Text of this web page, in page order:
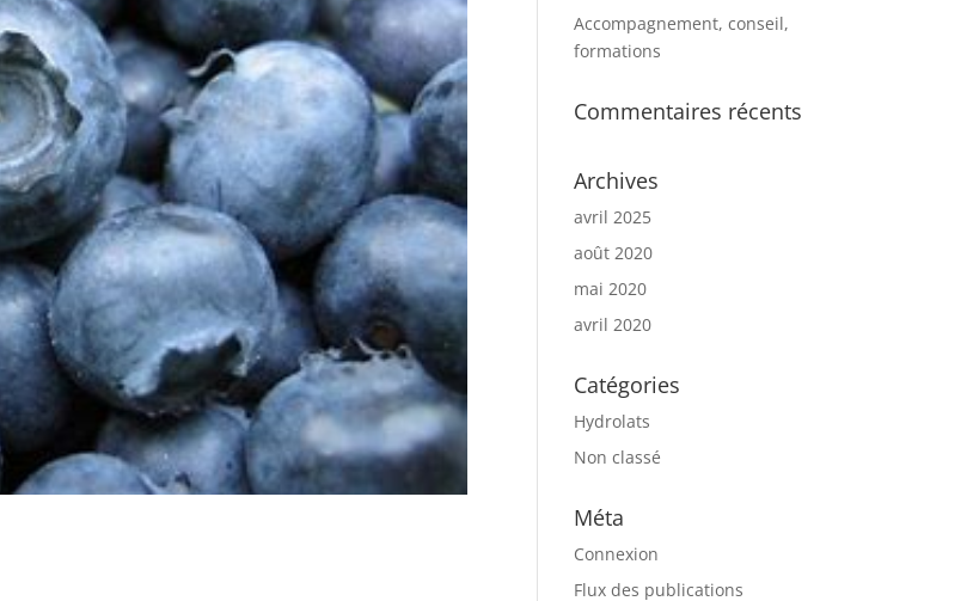
Accompagnement, conseil,
formations
Commentaires récents
Archives
avril 2025
août 2020
mai 2020
avril 2020
Catégories
Hydrolats
Non classé
Méta
Connexion
Flux des publications